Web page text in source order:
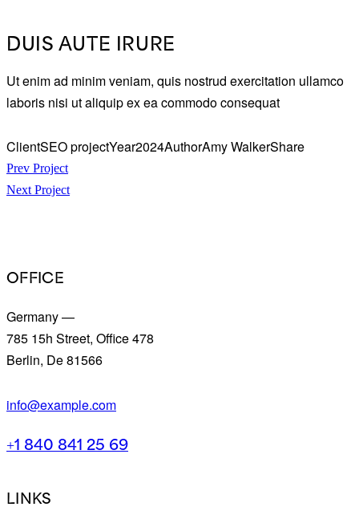
DUIS AUTE IRURE
Ut enim ad minim veniam, quis nostrud exercitation ullamco
laboris nisi ut aliquip ex ea commodo consequat
ClientSEO projectYear2024AuthorAmy WalkerShare
NAVIGATION
Prev Project
Next Project
OFFICE
Germany —
785 15h Street, Office 478
Berlin, De 81566
info@example.com
+1 840 841 25 69
LINKS